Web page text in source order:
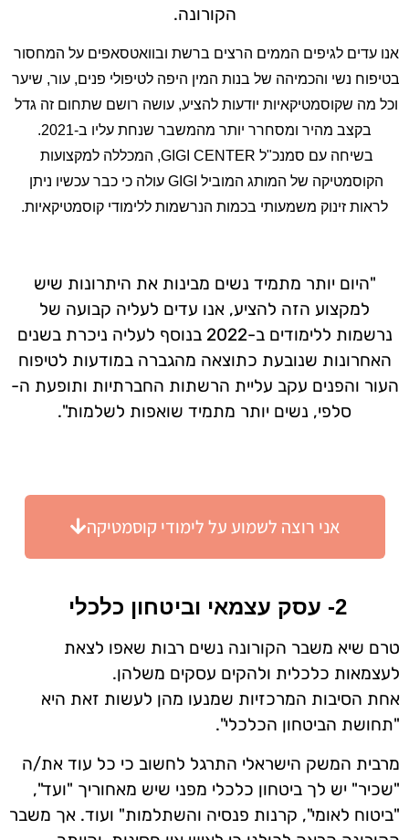
הקורונה.
אנו עדים לגיפים הממים הרצים ברשת ובוואטסאפים על המחסור
בטיפוח נשי והכמיהה של בנות המין היפה לטיפולי פנים, עור, שיער
וכל מה שקוסמטיקאיות יודעות להציע, עושה רושם שתחום זה גדל
בקצב מהיר ומסחרר יותר מהמשבר שנחת עליו ב-2021.
בשיחה עם סמנכ"ל GIGI CENTER, המכללה למקצועות
הקוסמטיקה של המותג המוביל GIGI עולה כי כבר עכשיו ניתן
לראות זינוק משמעותי בכמות הנרשמות ללימודי קוסמטיקאיות.
"היום יותר מתמיד נשים מבינות את היתרונות שיש
למקצוע הזה להציע, אנו עדים לעליה קבועה של
נרשמות ללימודים ב-2022 בנוסף לעליה ניכרת בשנים
האחרונות שנובעת כתוצאה מהגברה במודעות לטיפוח
העור והפנים עקב עליית הרשתות החברתיות ותופעת ה-
סלפי, נשים יותר מתמיד שואפות לשלמות".
אני רוצה לשמוע על לימודי קוסמטיקה
2- עסק עצמאי וביטחון כלכלי
טרם שיא משבר הקורונה נשים רבות שאפו לצאת
לעצמאות כלכלית ולהקים עסקים משלהן.
אחת הסיבות המרכזיות שמנעו מהן לעשות זאת היא
"תחושת הביטחון הכלכלי".
מרבית המשק הישראלי התרגל לחשוב כי כל עוד את/ה
"שכיר" יש לך ביטחון כלכלי מפני שיש מאחוריך "ועד",
"ביטוח לאומי", קרנות פנסיה והשתלמות" ועוד. אך משבר